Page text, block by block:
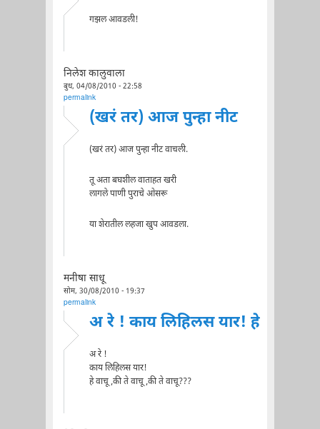
गझल आवडली!
निलेश कालुवाला
बुध, 04/08/2010 - 22:58
permalink
(खरं तर) आज पुन्हा नीट
(खरं तर) आज पुन्हा नीट वाचली.
तू अता बघशील वाताहत खरी
लागले पाणी पुराचे ओसरू
या शेरातील लहजा खुप आवडला.
मनीषा साधू
सोम, 30/08/2010 - 19:37
permalink
अ रे ! काय लिहिलस यार! हे
अ रे !
काय लिहिलस यार!
हे वाचू ,की ते वाचू ,की ते वाचू???